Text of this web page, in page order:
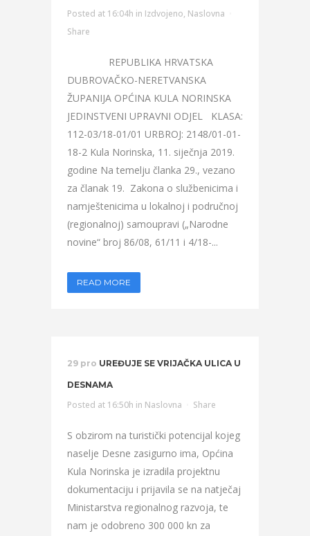
Posted at 16:04h in Izdvojeno, Naslovna
Share
REPUBLIKA HRVATSKA
DUBROVAČKO-NERETVANSKA
ŽUPANIJA OPĆINA KULA NORINSKA
JEDINSTVENI UPRAVNI ODJEL KLASA:
112-03/18-01/01 URBROJ: 2148/01-01-
18-2 Kula Norinska, 11. siječnja 2019.
godine Na temelju članka 29., vezano
za članak 19. Zakona o službenicima i
namještenicima u lokalnoj i područnoj
(regionalnoj) samoupravi („Narodne
novine“ broj 86/08, 61/11 i 4/18-...
READ MORE
29 pro UREĐUJE SE VRIJAČKA ULICA U
DESNAMA
Posted at 16:50h in Naslovna Share
S obzirom na turistički potencijal kojeg
naselje Desne zasigurno ima, Općina
Kula Norinska je izradila projektnu
dokumentaciju i prijavila se na natječaj
Ministarstva regionalnog razvoja, te
nam je odobreno 300 000 kn za